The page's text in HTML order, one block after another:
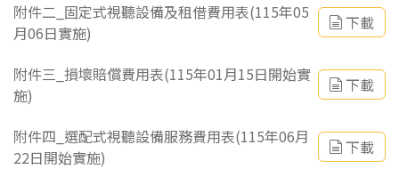
附件二_固定式視聽設備及租借費用表(115年05
月06日實施)
下載
附件三_損壞賠償費用表(115年01月15日開始實
施)
下載
附件四_選配式視聽設備服務費用表(115年06月
22日開始實施)
下載